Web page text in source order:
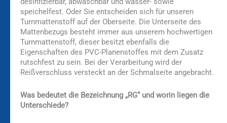
speichelfest. Oder Sie entscheiden sich für unseren
Turnmattenstoff auf der Oberseite. Die Unterseite des
Mattenbezugs besteht immer aus unserem hochwertigen
Turnmattenstoff, dieser besitzt ebenfalls die
Eigenschaften des PVC-Planenstoffes mit dem Zusatz
rutschfest zu sein. Bei der Verarbeitung wird der
Reißverschluss versteckt an der Schmalseite angebracht.
Was bedeutet die Bezeichnung „RG“ und worin liegen die
Unterschiede?